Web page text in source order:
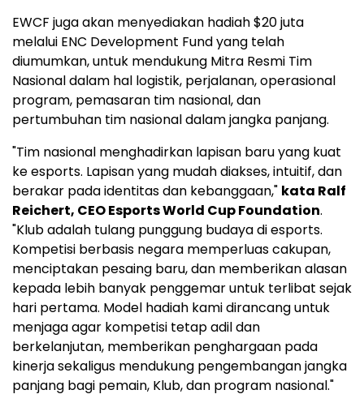
EWCF juga akan menyediakan hadiah $20 juta
melalui ENC Development Fund yang telah
diumumkan, untuk mendukung Mitra Resmi Tim
Nasional dalam hal logistik, perjalanan, operasional
program, pemasaran tim nasional, dan
pertumbuhan tim nasional dalam jangka panjang.
"Tim nasional menghadirkan lapisan baru yang kuat
ke esports. Lapisan yang mudah diakses, intuitif, dan
berakar pada identitas dan kebanggaan," kata Ralf
Reichert, CEO Esports World Cup Foundation.
"Klub adalah tulang punggung budaya di esports.
Kompetisi berbasis negara memperluas cakupan,
menciptakan pesaing baru, dan memberikan alasan
kepada lebih banyak penggemar untuk terlibat sejak
hari pertama. Model hadiah kami dirancang untuk
menjaga agar kompetisi tetap adil dan
berkelanjutan, memberikan penghargaan pada
kinerja sekaligus mendukung pengembangan jangka
panjang bagi pemain, Klub, dan program nasional."